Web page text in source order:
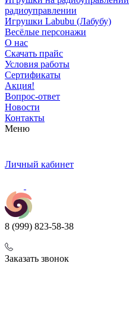
радиоуправлении
Игрушки Labubu (Лабубу)
Весёлые персонажи
О нас
Скачать прайс
Условия работы
Сертификаты
Акция!
Вопрос-ответ
Новости
Контакты
Меню
Личный кабинет
8 (999) 823-58-38
Заказать звонок